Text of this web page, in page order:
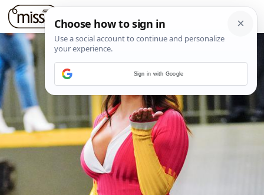
Sign in with Google